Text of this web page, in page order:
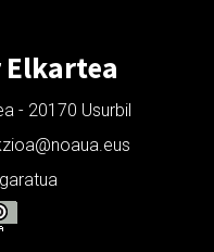
- 20170 Usurbil